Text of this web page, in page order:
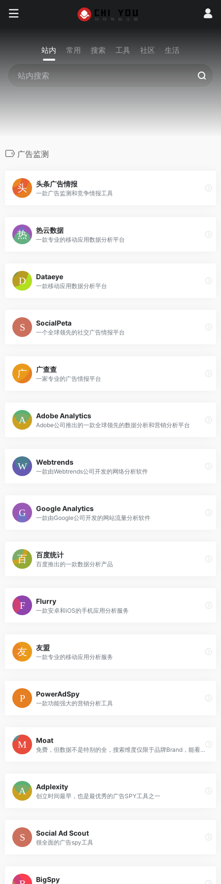
站内 常用 搜索 工具 社区 生活
广告监测
头条广告情报
一款广告监测和竞争情报工具
热云数据
一款专业的移动应用数据分析平台
Dataeye
一款移动应用数据分析平台
SocialPeta
一个全球领先的社交广告情报平台
广查查
一家专业的广告情报平台
Adobe Analytics
Adobe公司推出的一款全球领先的数据分析和营销分析平台
Webtrends
一款由Webtrends公司开发的网络分析软件
Google Analytics
一款由Google公司开发的网站流量分析软件
百度统计
百度推出的一款数据分析产品
Flurry
一款安卓和iOS的手机应用分析服务
友盟
一款专业的移动应用分析服务
PowerAdSpy
一款功能强大的营销分析工具
Moat
免费，但数据不是特别的全，搜索维度仅限于品牌Brand，能看到搜索出来的素材活跃日期
Adplexity
创立时间最早，也是最优秀的广告SPY工具之一
Social Ad Scout
很全面的广告spy工具
BigSpy